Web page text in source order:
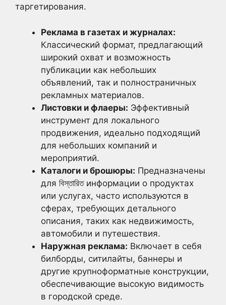
таргетирования.
Реклама в газетах и журналах:
Классический формат, предлагающий
широкий охват и возможность
публикации как небольших
объявлений, так и полностраничных
рекламных материалов.
Листовки и флаеры: Эффективный
инструмент для локального
продвижения, идеально подходящий
для небольших компаний и
мероприятий.
Каталоги и брошюры: Предназначены
для বিস্তারিত информации о продуктах
или услугах, часто используются в
сферах, требующих детального
описания, таких как недвижимость,
автомобили и путешествия.
Наружная реклама: Включает в себя
билборды, ситилайты, баннеры и
другие крупноформатные конструкции,
обеспечивающие высокую видимость
в городской среде.